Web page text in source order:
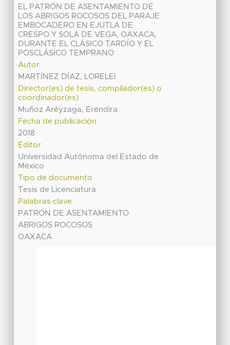
EL PATRÓN DE ASENTAMIENTO DE
LOS ABRIGOS ROCOSOS DEL PARAJE
EMBOCADERO EN EJUTLA DE
CRESPO Y SOLA DE VEGA, OAXACA,
DURANTE EL CLÁSICO TARDÍO Y EL
POSCLÁSICO TEMPRANO
Autor
MARTÍNEZ DÍAZ, LORELEI
Director(es) de tesis, compilador(es) o
coordinador(es)
Muñoz Aréyzaga, Eréndira
Fecha de publicación
2018
Editor
Universidad Autónoma del Estado de
México
Tipo de documento
Tesis de Licenciatura
Palabras clave
PATRÓN DE ASENTAMIENTO
ABRIGOS ROCOSOS
OAXACA